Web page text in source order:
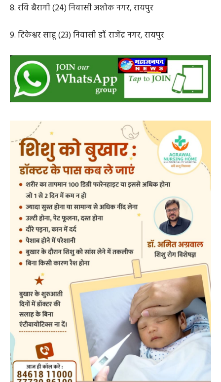
7. तुषार निषाद (21) निवासी ग्राम अछोली, रायपुर
8. रवि बैरागी (24) निवासी अशोक नगर, रायपुर
9. टिकेश्वर साहू (23) निवासी डॉ. राजेंद्र नगर, रायपुर